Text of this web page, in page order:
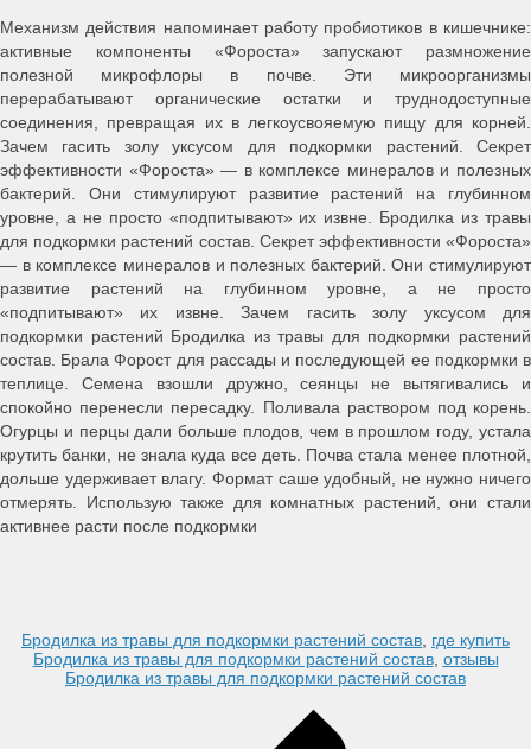
Механизм действия напоминает работу пробиотиков в кишечнике:
активные компоненты «Фороста» запускают размножение
полезной микрофлоры в почве. Эти микроорганизмы
перерабатывают органические остатки и труднодоступные
соединения, превращая их в легкоусвояемую пищу для корней.
Зачем гасить золу уксусом для подкормки растений. Секрет
эффективности «Фороста» — в комплексе минералов и полезных
бактерий. Они стимулируют развитие растений на глубинном
уровне, а не просто «подпитывают» их извне. Бродилка из травы
для подкормки растений состав. Секрет эффективности «Фороста»
— в комплексе минералов и полезных бактерий. Они стимулируют
развитие растений на глубинном уровне, а не просто
«подпитывают» их извне. Зачем гасить золу уксусом для
подкормки растений Бродилка из травы для подкормки растений
состав. Брала Форост для рассады и последующей ее подкормки в
теплице. Семена взошли дружно, сеянцы не вытягивались и
спокойно перенесли пересадку. Поливала раствором под корень.
Огурцы и перцы дали больше плодов, чем в прошлом году, устала
крутить банки, не знала куда все деть. Почва стала менее плотной,
дольше удерживает влагу. Формат саше удобный, не нужно ничего
отмерять. Использую также для комнатных растений, они стали
активнее расти после подкормки
Бродилка из травы для подкормки растений состав, где купить
Бродилка из травы для подкормки растений состав, отзывы
Бродилка из травы для подкормки растений состав